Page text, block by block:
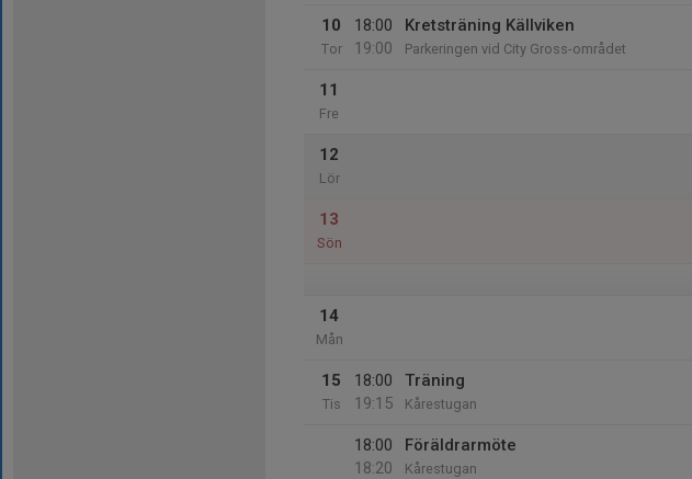
10
Tor
18:00
19:00
Kretsträning Källviken
Parkeringen vid City Gross-området
11
Fre
12
Lör
13
Sön
14
Mån
15
Tis
18:00
19:15
Träning
Kårestugan
18:00
18:20
Föräldrarmöte
Kårestugan